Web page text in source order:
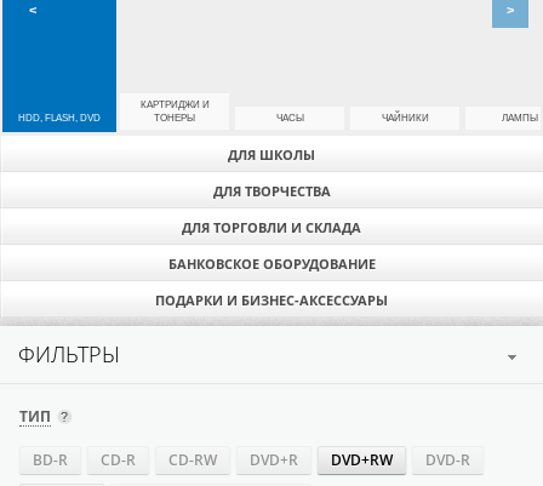
ДЛЯ ШКОЛЫ
ДЛЯ ТВОРЧЕСТВА
ДЛЯ ТОРГОВЛИ И СКЛАДА
БАНКОВСКОЕ ОБОРУДОВАНИЕ
ПОДАРКИ И БИЗНЕС-АКСЕССУАРЫ
HDD, FLASH, DVD
КАРТРИДЖИ И
ТОНЕРЫ
ЧАСЫ ЧАЙНИКИ ЛАМПЫ
< >
ФИЛЬТРЫ
ТИП
BD-R CD-R CD-RW DVD+R DVD+RW
DVD-R